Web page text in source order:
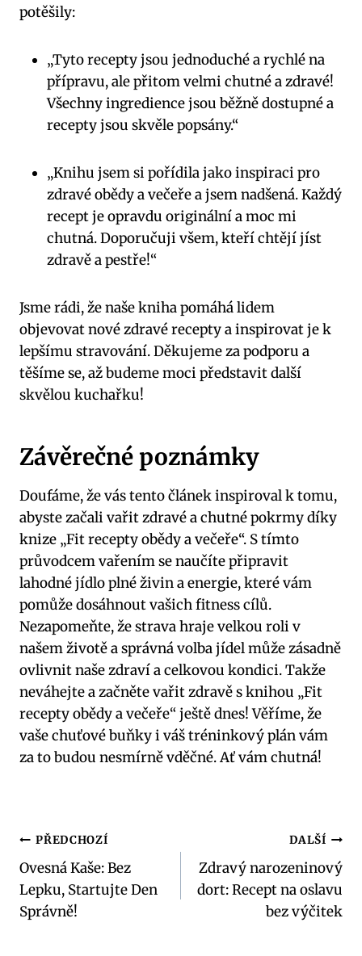
potěšily:
„Tyto recepty jsou jednoduché a rychlé na
přípravu, ale přitom velmi chutné a zdravé!
Všechny ingredience jsou běžně dostupné a
recepty jsou skvěle popsány.“
„Knihu jsem si pořídila jako inspiraci pro
zdravé obědy a večeře a jsem nadšená. Každý
recept je opravdu originální a moc mi
chutná. Doporučuji všem, kteří chtějí jíst
zdravě a pestře!“
Jsme rádi, že naše kniha pomáhá lidem
objevovat nové zdravé recepty a inspirovat je k
lepšímu stravování. Děkujeme za podporu a
těšíme se, až budeme moci představit další
skvělou kuchařku!
Závěrečné poznámky
Doufáme, že vás tento článek inspiroval k tomu,
abyste začali vařit zdravé a chutné pokrmy díky
knize „Fit recepty obědy a večeře“. S tímto
průvodcem vařením se naučíte připravit
lahodné jídlo plné živin a energie, které vám
pomůže dosáhnout vašich fitness cílů.
Nezapomeňte, že strava hraje velkou roli v
našem životě a správná volba jídel může zásadně
ovlivnit naše zdraví a celkovou kondici. Takže
neváhejte a začněte vařit zdravě s knihou „Fit
recepty obědy a večeře“ ještě dnes! Věříme, že
vaše chuťové buňky i váš tréninkový plán vám
za to budou nesmírně vděčné. Ať vám chutná!
Navigace
pro
příspěvek
PŘEDCHOZÍ
Ovesná Kaše: Bez
Lepku, Startujte Den
Správně!
DALŠÍ
Zdravý narozeninový
dort: Recept na oslavu
bez výčitek